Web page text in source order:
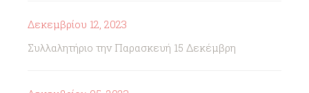
Δεκεμβρίου 12, 2023
Συλλαλητήριο την Παρασκευή 15 Δεκέμβρη